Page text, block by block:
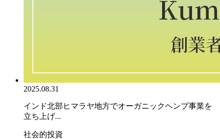
2025.08.31
インド北部ヒマラヤ地方でオーガニックヘンプ事業を
立ち上げ...
社会的投資